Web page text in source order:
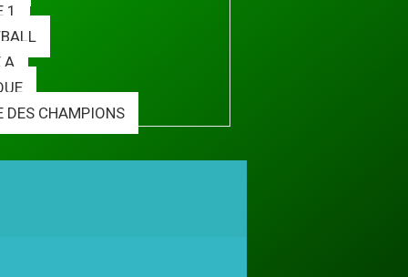
1
A
DES CHAMPIONS